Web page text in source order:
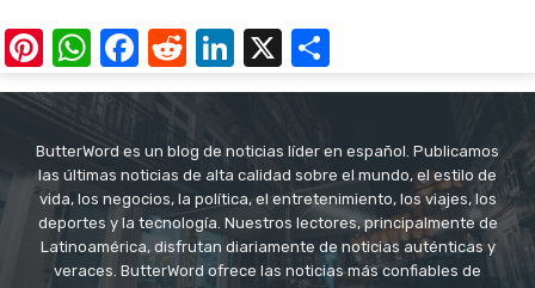
Pinterest
WhatsApp
Facebook
RedditLinkedIn
X
ButterWord es un blog de noticias líder en español. Publicamos
las últimas noticias de alta calidad sobre el mundo, el estilo de
vida, los negocios, la política, el entretenimiento, los viajes, los
deportes y la tecnología. Nuestros lectores, principalmente de
Latinoamérica, disfrutan diariamente de noticias auténticas y
veraces. ButterWord ofrece las noticias más confiables de